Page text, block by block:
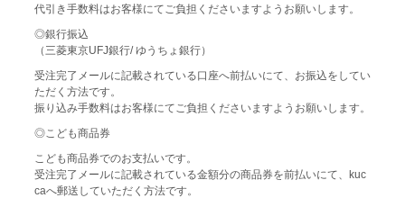
代引き手数料はお客様にてご負担くださいますようお願いします。
◎銀行振込
（三菱東京UFJ銀行/ ゆうちょ銀行）
受注完了メールに記載されている口座へ前払いにて、お振込をしてい
ただく方法です。
振り込み手数料はお客様にてご負担くださいますようお願いします。
◎こども商品券
こども商品券でのお支払いです。
受注完了メールに記載されている金額分の商品券を前払いにて、kuc
caへ郵送していただく方法です。